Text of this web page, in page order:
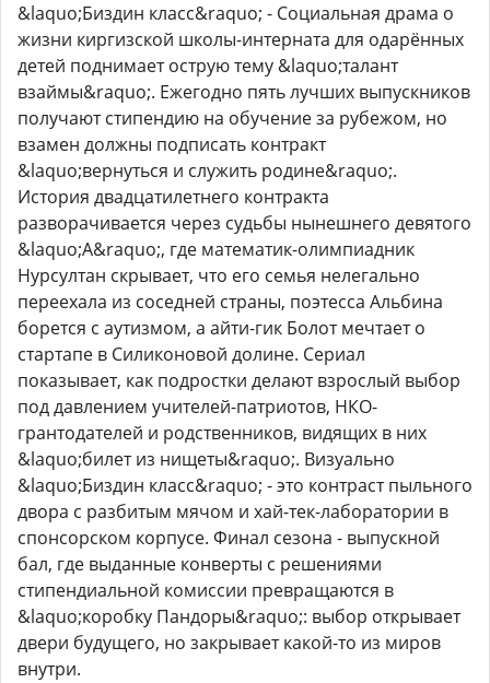
&laquo;Биздин класс&raquo; - Социальная драма о
жизни киргизской школы-интерната для одарённых
детей поднимает острую тему &laquo;талант
взаймы&raquo;. Ежегодно пять лучших выпускников
получают стипендию на обучение за рубежом, но
взамен должны подписать контракт
&laquo;вернуться и служить родине&raquo;.
История двадцатилетнего контракта
разворачивается через судьбы нынешнего девятого
&laquo;А&raquo;, где математик-олимпиадник
Нурсултан скрывает, что его семья нелегально
переехала из соседней страны, поэтесса Альбина
борется с аутизмом, а айти-гик Болот мечтает о
стартапе в Силиконовой долине. Сериал
показывает, как подростки делают взрослый выбор
под давлением учителей-патриотов, НКО-
грантодателей и родственников, видящих в них
&laquo;билет из нищеты&raquo;. Визуально
&laquo;Биздин класс&raquo; - это контраст пыльного
двора с разбитым мячом и хай-тек-лаборатории в
спонсорском корпусе. Финал сезона - выпускной
бал, где выданные конверты с решениями
стипендиальной комиссии превращаются в
&laquo;коробку Пандоры&raquo;: выбор открывает
двери будущего, но закрывает какой-то из миров
внутри.